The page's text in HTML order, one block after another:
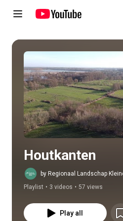
Play all
Houtkanten
by Regionaal Landschap
Playlist • 3 videos • 57 views
Play all